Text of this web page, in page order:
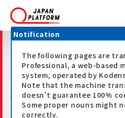
最新情報
Notification
The following pages are
Professional, a web-based
system, operated by
Note that the machine
doesn't guarantee 100%
Some proper nouns might
correctly.